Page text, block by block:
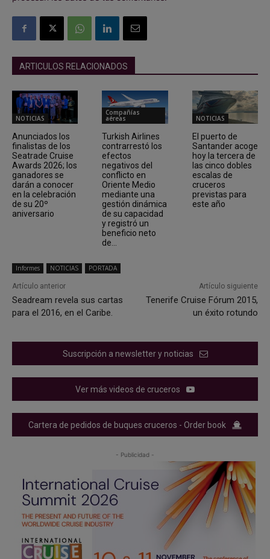
ARTICULOS RELACIONADOS
NOTICIAS
Anunciados los
finalistas de los
Seatrade Cruise
Awards 2026; los
ganadores se
darán a conocer
en la celebración
de su 20º
aniversario
Compañías
aéreas
Turkish Airlines
contrarrestó los
efectos
negativos del
conflicto en
Oriente Medio
mediante una
gestión dinámica
de su capacidad
y registró un
beneficio neto
de...
NOTICIAS
El puerto de
Santander acoge
hoy la tercera de
las cinco dobles
escalas de
cruceros
previstas para
este año
Informes NOTICIAS PORTADA
Artículo anterior
Seadream revela sus cartas
para el 2016, en el Caribe.
Artículo siguiente
Tenerife Cruise Fórum 2015,
un éxito rotundo
Suscripción a newsletter y noticias
Ver más videos de cruceros
Cartera de pedidos de buques cruceros - Order book
- Publicidad -